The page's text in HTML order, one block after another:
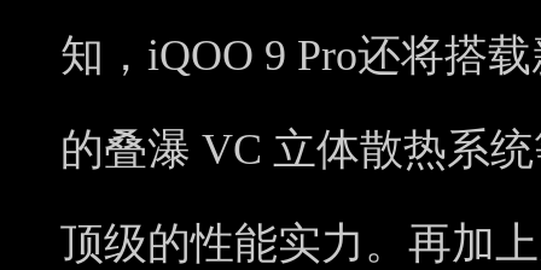
知，iQOO 9 Pro还将搭
的叠瀑 VC 立体散热系
顶级的性能实力。再加